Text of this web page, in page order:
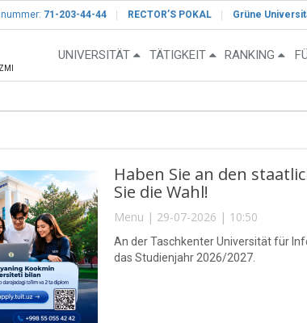
71-203-44-44 RECTOR’S POKAL Grüne
UNIVERSITÄT TÄTIGKEIT RANKING
Haben Sie an den
Sie die Wahl!
Menu | 29-07-2026 | 10:50
An der Taschkenter Universität für
das Studienjahr 2026/2027.